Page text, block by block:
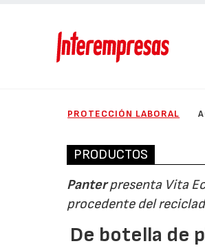
PROTECCIÓN LABORAL
PRODUCTOS
Panterpresenta Vita
procedente del
De botella de